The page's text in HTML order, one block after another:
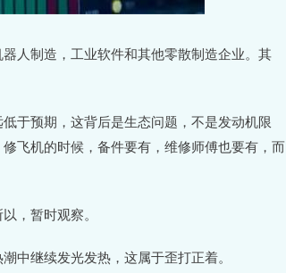
人制造，工业软件和其他零散制造企业。其
于预期，这背后是生态问题，不是发动机限
飞机的时候，备件要有，维修师傅也要有，而
，暂时观察。
中继续发光发热，这属于歪打正着。